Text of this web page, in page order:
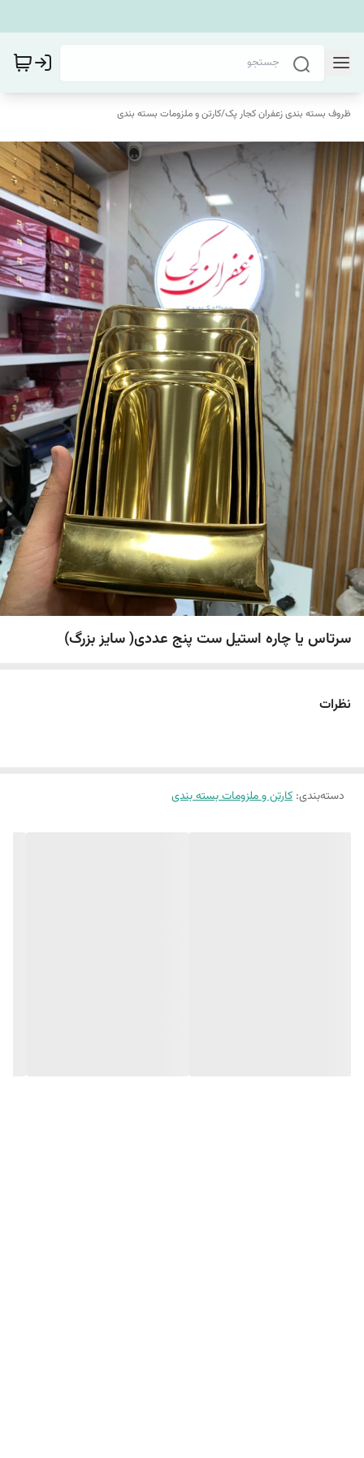
ظروف بسته بندی زعفران کجار پک/کارتن و ملزومات بسته بندی
سرتاس یا چاره استیل ست پنج عددی( سایز بزرگ)
نظرات
دسته‌بندی: کارتن و ملزومات بسته بندی